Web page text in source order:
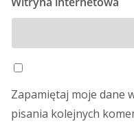
Zapamiętaj moje dane
pisania kolejnych